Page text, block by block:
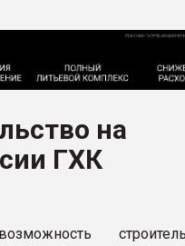
на
ГХК